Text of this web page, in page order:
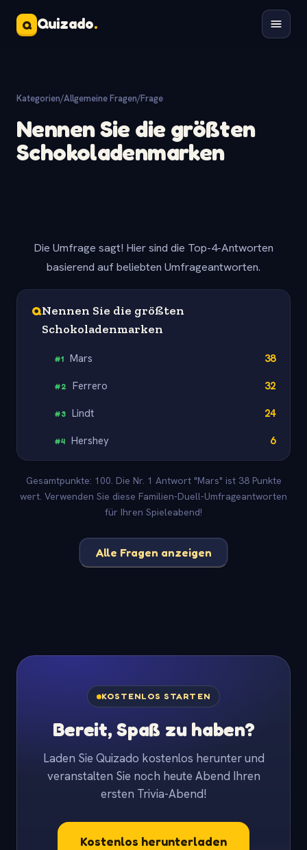
Q Quizado.
Kategorien/Allgemeine Fragen/Frage
Nennen Sie die größten
Schokoladenmarken
Die Umfrage sagt! Hier sind die Top-4-Antworten
basierend auf beliebten Umfrageantworten.
QNennen Sie die größten
Schokoladenmarken
#1 Mars 38
#2 Ferrero 32
#3 Lindt 24
#4 Hershey 6
Gesamtpunkte: 100. Die Nr. 1 Antwort "Mars" ist 38 Punkte
wert. Verwenden Sie diese Familien-Duell-Umfrageantworten
für Ihren Spieleabend!
Alle Fragen anzeigen
KOSTENLOS STARTEN
Bereit, Spaß zu haben?
Laden Sie Quizado kostenlos herunter und
veranstalten Sie noch heute Abend Ihren
ersten Trivia-Abend!
Kostenlos herunterladen